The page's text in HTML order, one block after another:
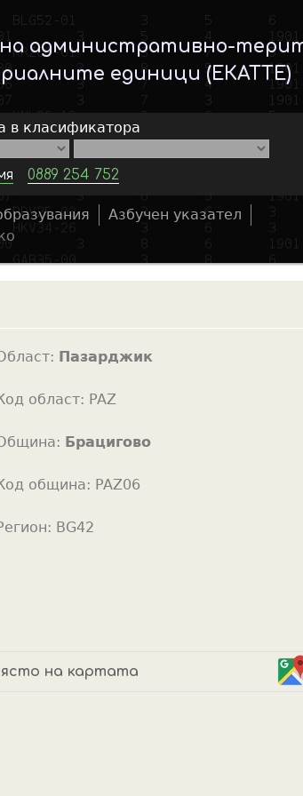
Skip
to
main
на административно-
единици (ЕКАТТЕ)
в класификатора
0889 254 752
a
c
Азбучен указател
Пазарджик
област: PAZ
Брацигово
община: PAZ06
BG42
на картата